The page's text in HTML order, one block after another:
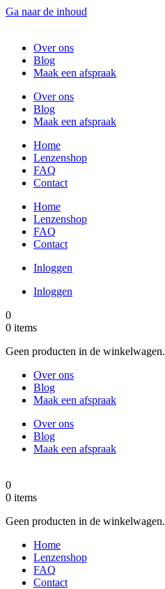
Ga naar de inhoud
Over ons
Blog
Maak een afspraak
Over ons
Blog
Maak een afspraak
Home
Lenzenshop
FAQ
Contact
Home
Lenzenshop
FAQ
Contact
Inloggen
Inloggen
0
0 items
Geen producten in de winkelwagen.
Over ons
Blog
Maak een afspraak
Over ons
Blog
Maak een afspraak
0
0 items
Geen producten in de winkelwagen.
Home
Lenzenshop
FAQ
Contact